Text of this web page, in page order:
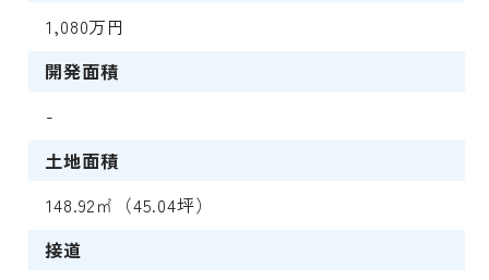
1,080万円
開発面積
-
土地面積
148.92㎡（45.04坪）
接道